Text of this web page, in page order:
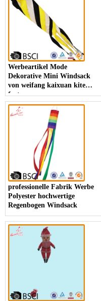
Werbeartikel Mode
Dekorative Mini Windsack
von weifang kaixuan kite
factory
professionelle Fabrik Werbe
Polyester hochwertige
Regenbogen Windsack